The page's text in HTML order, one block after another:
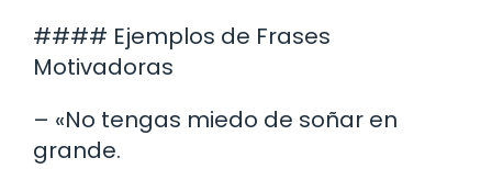
#### Ejemplos de Frases
Motivadoras
– «No tengas miedo de soñar en
grande.